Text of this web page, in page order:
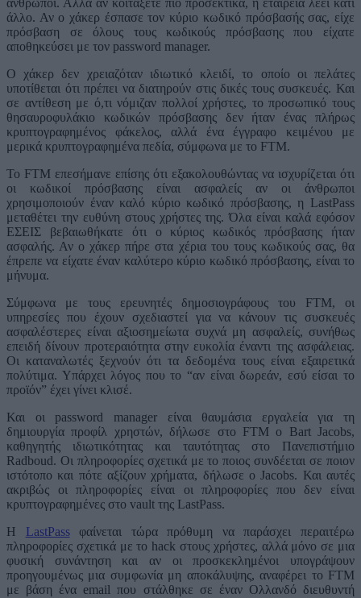
άνθρωποι. Αλλά αν κοιτάξετε πιο προσεκτικά, η εταιρεία λέει κάτι
άλλο. Αν ο χάκερ έσπασε τον κύριο κωδικό πρόσβασής σας, είχε
πρόσβαση σε όλους τους κωδικούς πρόσβασης που είχατε
αποθηκεύσει με τον password manager.
Ο χάκερ δεν χρειαζόταν ιδιωτικό κλειδί, το οποίο οι πελάτες
υποτίθεται ότι πρέπει να διατηρούν στις δικές τους συσκευές. Και
σε αντίθεση με ό,τι νόμιζαν πολλοί χρήστες, το προσωπικό τους
θησαυροφυλάκιο κωδικών πρόσβασης δεν ήταν ένας πλήρως
κρυπτογραφημένος φάκελος, αλλά ένα έγγραφο κειμένου με
μερικά κρυπτογραφημένα πεδία, σύμφωνα με το FTM.
Το FTM επεσήμανε επίσης ότι εξακολουθώντας να ισχυρίζεται ότι
οι κωδικοί πρόσβασης είναι ασφαλείς αν οι άνθρωποι
χρησιμοποιούν έναν καλό κύριο κωδικό πρόσβασης, η LastPass
μεταθέτει την ευθύνη στους χρήστες της. Όλα είναι καλά εφόσον
ΕΣΕΙΣ βεβαιωθήκατε ότι ο κύριος κωδικός πρόσβασης ήταν
ασφαλής. Αν ο χάκερ πήρε στα χέρια του τους κωδικούς σας, θα
έπρεπε να είχατε έναν καλύτερο κύριο κωδικό πρόσβασης, είναι το
μήνυμα.
Σύμφωνα με τους ερευνητές δημοσιογράφους του FTM, οι
υπηρεσίες που έχουν σχεδιαστεί για να κάνουν τις συσκευές
ασφαλέστερες είναι αξιοσημείωτα συχνά μη ασφαλείς, συνήθως
επειδή δίνουν προτεραιότητα στην ευκολία έναντι της ασφάλειας.
Οι καταναλωτές ξεχνούν ότι τα δεδομένα τους είναι εξαιρετικά
πολύτιμα. Υπάρχει λόγος που το “αν είναι δωρεάν, εσύ είσαι το
προϊόν” έχει γίνει κλισέ.
Και οι password manager είναι θαυμάσια εργαλεία για τη
δημιουργία προφίλ χρηστών, δήλωσε στο FTM ο Bart Jacobs,
καθηγητής ιδιωτικότητας και ταυτότητας στο Πανεπιστήμιο
Radboud. Οι πληροφορίες σχετικά με το ποιος συνδέεται σε ποιον
ιστότοπο και πότε αξίζουν χρήματα, δήλωσε ο Jacobs. Και αυτές
ακριβώς οι πληροφορίες είναι οι πληροφορίες που δεν είναι
κρυπτογραφημένες στο vault της LastPass.
Η LastPassφαίνεται τώρα πρόθυμη να παράσχει περαιτέρω
πληροφορίες σχετικά με το hack στους χρήστες, αλλά μόνο σε μια
φυσική συνάντηση και αν οι προσκεκλημένοι υπογράψουν
προηγουμένως μια συμφωνία μη αποκάλυψης, αναφέρει το FTM
με βάση ένα email που στάλθηκε σε έναν Ολλανδό διευθυντή